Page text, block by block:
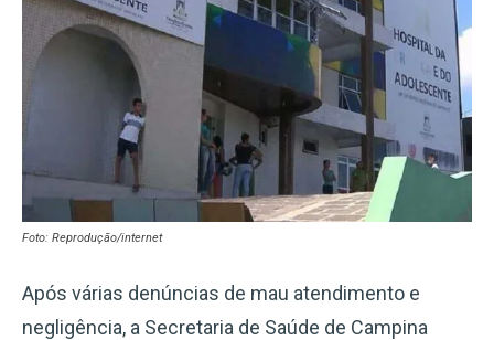
Foto: Reprodução/internet
Após várias denúncias de mau atendimento e
negligência, a Secretaria de Saúde de Campina